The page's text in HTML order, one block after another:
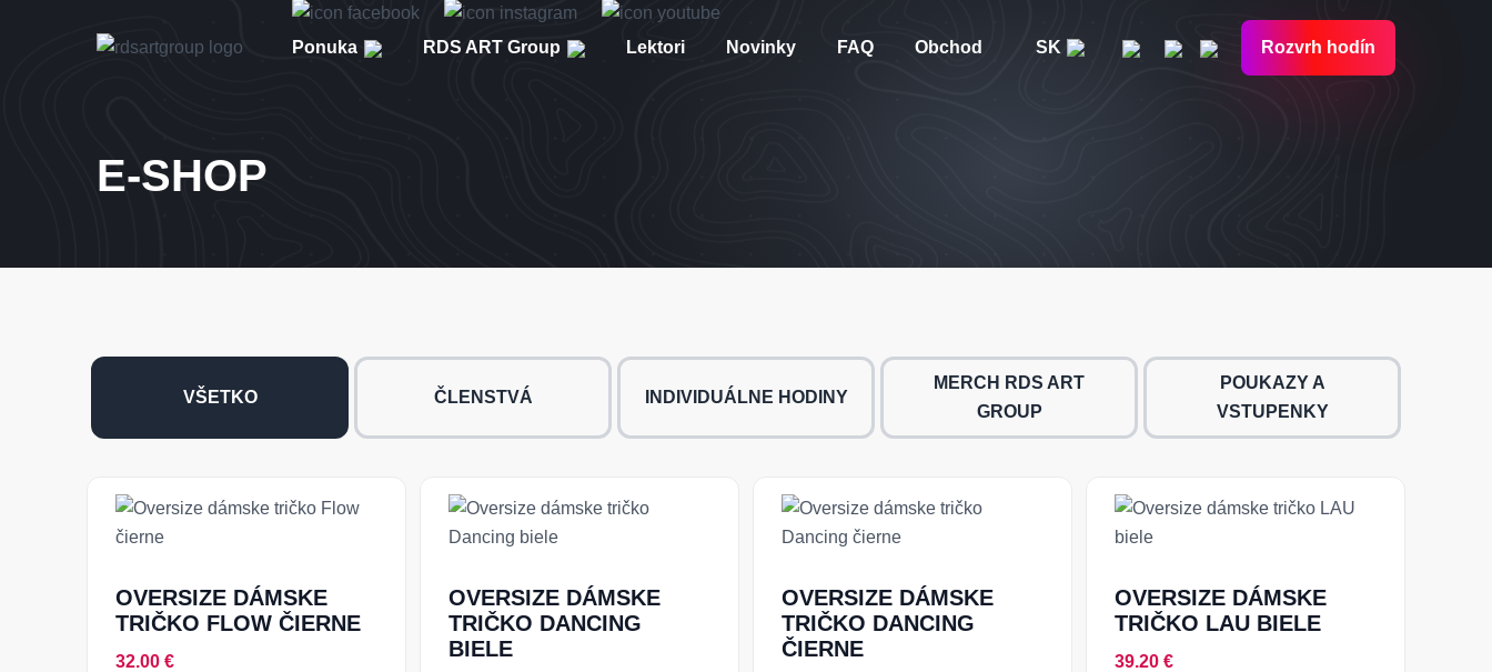
Ponuka RDS ART Group Lektori Novinky FAQ Obchod SK Rozvrh hodín
E-SHOP
VŠETKO ČLENSTVÁ INDIVIDUÁLNE HODINY
MERCH RDS ART
GROUP
POUKAZY A
VSTUPENKY
OVERSIZE DÁMSKE
TRIČKO FLOW ČIERNE
32.00 €
OVERSIZE DÁMSKE
TRIČKO DANCING
BIELE
OVERSIZE DÁMSKE
TRIČKO DANCING
ČIERNE
OVERSIZE DÁMSKE
TRIČKO LAU BIELE
39.20 €